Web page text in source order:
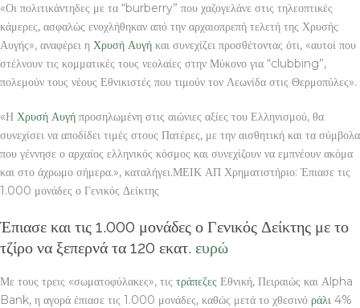
«Οι πολιτικάντηδες με τα “burberry” που χαζογελάνε στις τηλεοπτικές
κάμερες, ασφαλώς ενοχλήθηκαν από την αρχαιοπρεπή τελετή της Χρυσής
Αυγής», αναφέρει η Χρυσή Αυγή και συνεχίζει προσθέτοντας ότι, «αυτοί που
στέλνουν τις κομματικές τους νεολαίες στην Μύκονο για “clubbing”,
πολεμούν τους νέους Εθνικιστές που τιμούν τον Λεωνίδα στις Θερμοπύλες».
«Η Χρυσή Αυγή προσηλωμένη στις αιώνιες αξίες του Ελληνισμού, θα
συνεχίσει να αποδίδει τιμές στους Πατέρες, με την αισθητική και τα σύμβολα
που γέννησε ο αρχαίος ελληνικός κόσμος και συνεχίζουν να εμπνέουν ακόμα
και στο άχρωμο σήμερα.», καταλήγει.ΜΕΙΚ ΑΠ Χρηματιστήριο: Έπιασε τις
1.000 μονάδες ο Γενικός Δείκτης
Έπιασε και τις 1.000 μονάδες ο Γενικός Δείκτης με το
τζίρο να ξεπερνά τα 120 εκατ. ευρώ
Με τους τρεις «σωματοφύλακες», τις τράπεζες Εθνική, Πειραιώς και Αlpha
Bank, η αγορά έπιασε τις 1.000 μονάδες, καθώς μετά το χθεσινό ράλι 4%